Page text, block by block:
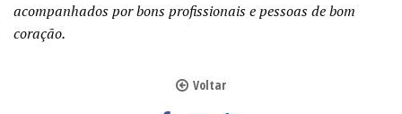
acompanhados por bons profissionais e pessoas de bom
coração.
Voltar